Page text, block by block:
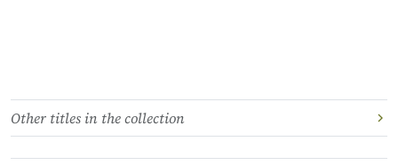
Other titles in the collection